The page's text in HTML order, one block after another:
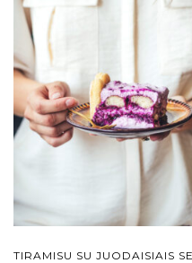
TIRAMISU SU JUODAISIAIS